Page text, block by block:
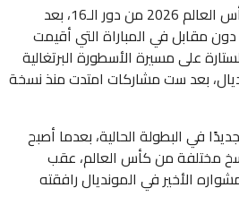
ودّعت البرتغال منافسات كأس العالم 2026 من دور الـ16، بعد
مقابل في المباراة التي أقيمت
على مسيرة الأسطورة البرتغالية
بعد ست مشاركات امتدت منذ نسخة
في البطولة الحالية، بعدما أصبح
مختلفة من كأس العالم، عقب
الأخير في المونديال رافقته